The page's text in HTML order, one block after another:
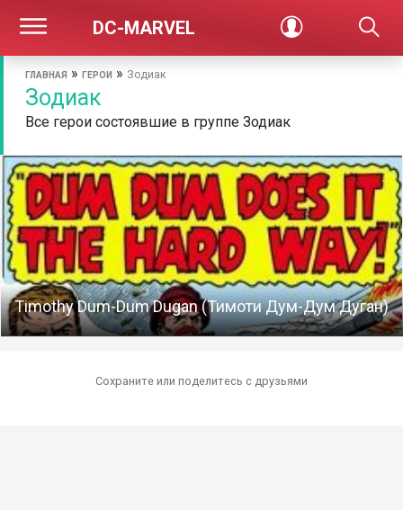
DC-MARVEL
ГЛАВНАЯ » ГЕРОИ » Зодиак
Зодиак
Все герои состоявшие в группе Зодиак
Timothy Dum-Dum Dugan (Тимоти Дум-Дум Дуган)
Сохраните или поделитесь c друзьями